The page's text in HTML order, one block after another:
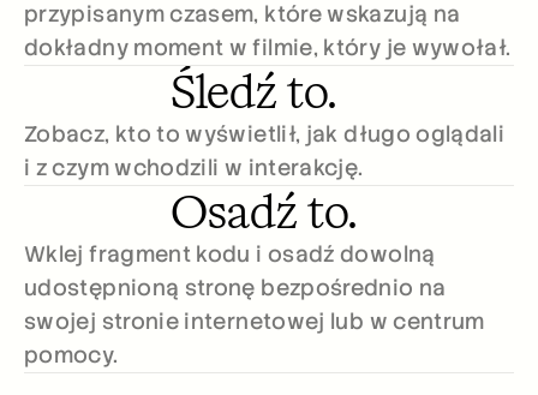
przypisanym czasem, które wskazują na
dokładny moment w filmie, który je wywołał.
Śledź to.
Zobacz, kto to wyświetlił, jak długo oglądali
i z czym wchodzili w interakcję.
Osadź to.
Wklej fragment kodu i osadź dowolną
udostępnioną stronę bezpośrednio na
swojej stronie internetowej lub w centrum
pomocy.